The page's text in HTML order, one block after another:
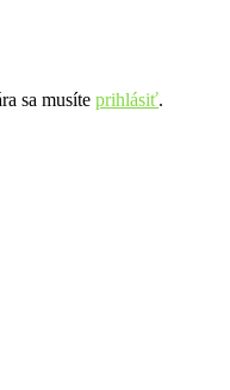
sa musíte prihlásiť.